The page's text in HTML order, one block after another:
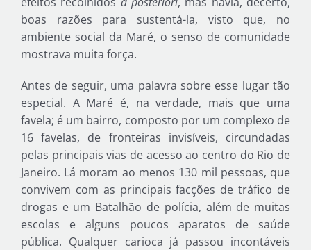
boas razões para sustentá-la, visto que, no
ambiente social da Maré, o senso de comunidade
mostrava muita força.
Antes de seguir, uma palavra sobre esse lugar tão
especial. A Maré é, na verdade, mais que uma
favela; é um bairro, composto por um complexo de
16 favelas, de fronteiras invisíveis, circundadas
pelas principais vias de acesso ao centro do Rio de
Janeiro. Lá moram ao menos 130 mil pessoas, que
convivem com as principais facções de tráfico de
drogas e um Batalhão de polícia, além de muitas
escolas e alguns poucos aparatos de saúde
pública. Qualquer carioca já passou incontáveis